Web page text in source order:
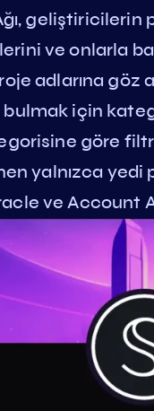
geliştiricilerin
ve onlarla
adlarına
için
göre
yalnızca yedi
ve